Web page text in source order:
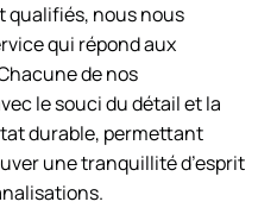
qualifiés, nous nous
qui répond aux
de nos
le souci du détail et la
durable, permettant
une tranquillité d’esprit